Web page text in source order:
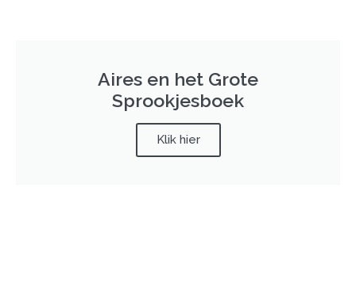
Aires en het Grote
Sprookjesboek
Klik hier